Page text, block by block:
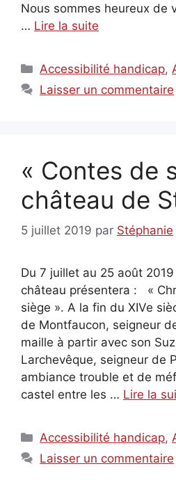
Nous sommes heureux de
… Lire la suite
Catégories
Accessibilité handicap,
Laisser un commentaire
« Contes de
château de
5 juillet 2019 par Stéphanie
Du 7 juillet au 25 août
château présentera : «
siège ». A la fin du XIVe
de Montfaucon, seigneur
maille à partir avec son
Larchevêque, seigneur de
ambiance trouble et de
castel entre les … Lire la
Catégories
Accessibilité handicap,
Laisser un commentaire